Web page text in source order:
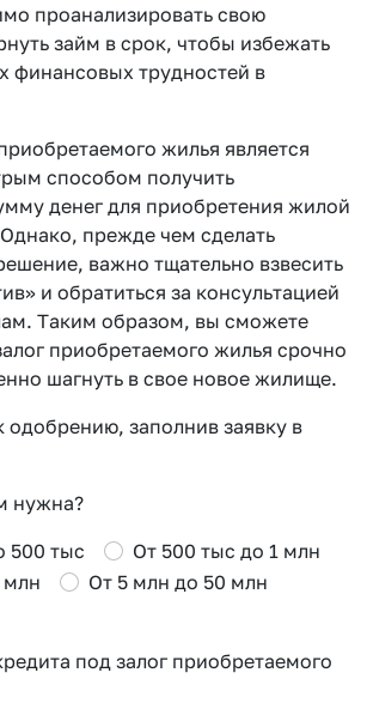
проанализировать свою
займ в срок, чтобы избежать
финансовых трудностей в
жилья является
способом получить
денег для приобретения жилой
прежде чем сделать
важно тщательно взвесить
и обратиться за консультацией
Таким образом, вы сможете
приобретаемого жилья срочно
шагнуть в свое новое жилище.
одобрению, заполнив заявку в
нужна?
500 тыс
От 500 тыс до 1 млн
млн
От 5 млн до 50 млн
под залог приобретаемого